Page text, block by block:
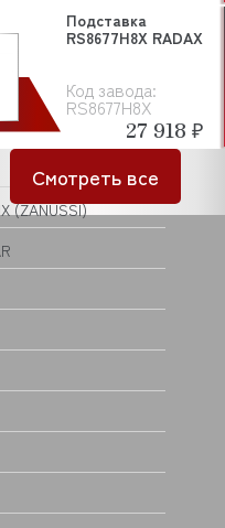
(ZANUSSI)
Код завода:
RS8677H8X
Подставка
RS8677H8X RADAX
27 918 ₽
Смотреть все